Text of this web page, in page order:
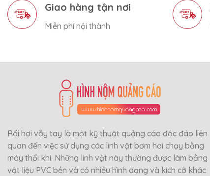
Giao hàng tận nơi
Miễn phí nội thành
Rối hơi vẫy tay là một kỹ thuật quảng cáo độc đáo liên
quan đến việc sử dụng các linh vật bơm hơi chạy bằng
máy thổi khí. Những linh vật này thường được làm bằng
vật liệu PVC bền và có nhiều hình dạng và kích cỡ khác